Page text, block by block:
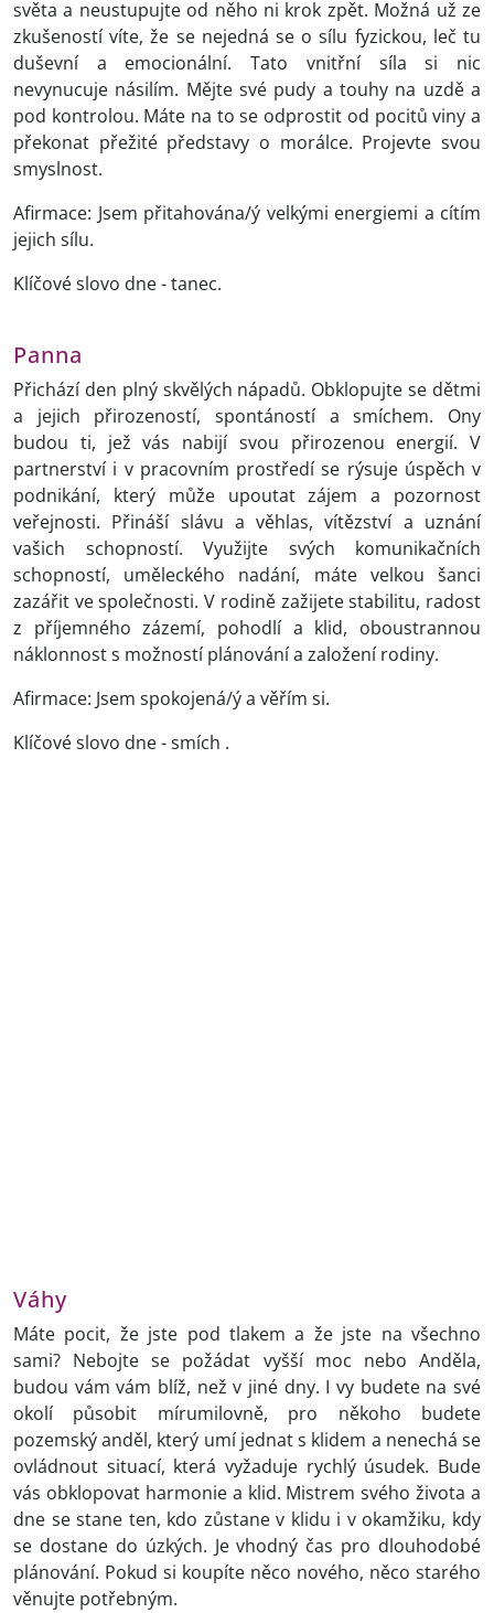
světa a neustupujte od něho ni krok zpět. Možná už ze
zkušeností víte, že se nejedná se o sílu fyzickou, leč tu
duševní a emocionální. Tato vnitřní síla si nic
nevynucuje násilím. Mějte své pudy a touhy na uzdě a
pod kontrolou. Máte na to se odprostit od pocitů viny a
překonat přežité představy o morálce. Projevte svou
smyslnost.
Afirmace: Jsem přitahována/ý velkými energiemi a cítím
jejich sílu.
Klíčové slovo dne - tanec.
Panna
Přichází den plný skvělých nápadů. Obklopujte se dětmi
a jejich přirozeností, spontáností a smíchem. Ony
budou ti, jež vás nabijí svou přirozenou energií. V
partnerství i v pracovním prostředí se rýsuje úspěch v
podnikání, který může upoutat zájem a pozornost
veřejnosti. Přináší slávu a věhlas, vítězství a uznání
vašich schopností. Využijte svých komunikačních
schopností, uměleckého nadání, máte velkou šanci
zazářit ve společnosti. V rodině zažijete stabilitu, radost
z příjemného zázemí, pohodlí a klid, oboustrannou
náklonnost s možností plánování a založení rodiny.
Afirmace: Jsem spokojená/ý a věřím si.
Klíčové slovo dne - smích .
Váhy
Máte pocit, že jste pod tlakem a že jste na všechno
sami? Nebojte se požádat vyšší moc nebo Anděla,
budou vám vám blíž, než v jiné dny. I vy budete na své
okolí působit mírumilovně, pro někoho budete
pozemský anděl, který umí jednat s klidem a nenechá se
ovládnout situací, která vyžaduje rychlý úsudek. Bude
vás obklopovat harmonie a klid. Mistrem svého života a
dne se stane ten, kdo zůstane v klidu i v okamžiku, kdy
se dostane do úzkých. Je vhodný čas pro dlouhodobé
plánování. Pokud si koupíte něco nového, něco starého
věnujte potřebným.